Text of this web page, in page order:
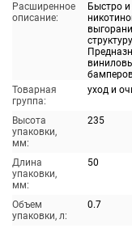
Расширенное
описание:
Быстро
Товарная
группа:
уход и
Высота
упаковки,
мм:
235
Длина
упаковки,
мм:
50
Объем
упаковки, л:
0.7